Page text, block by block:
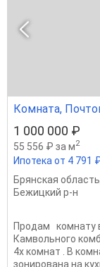
Комната,
1 000 000 ₽
55 556 ₽ за м2
Ипотека от 4 791
Брянская область
Бежицкий р-н
Продам комнату
Камвольного
4х комнат . В
зонирована на